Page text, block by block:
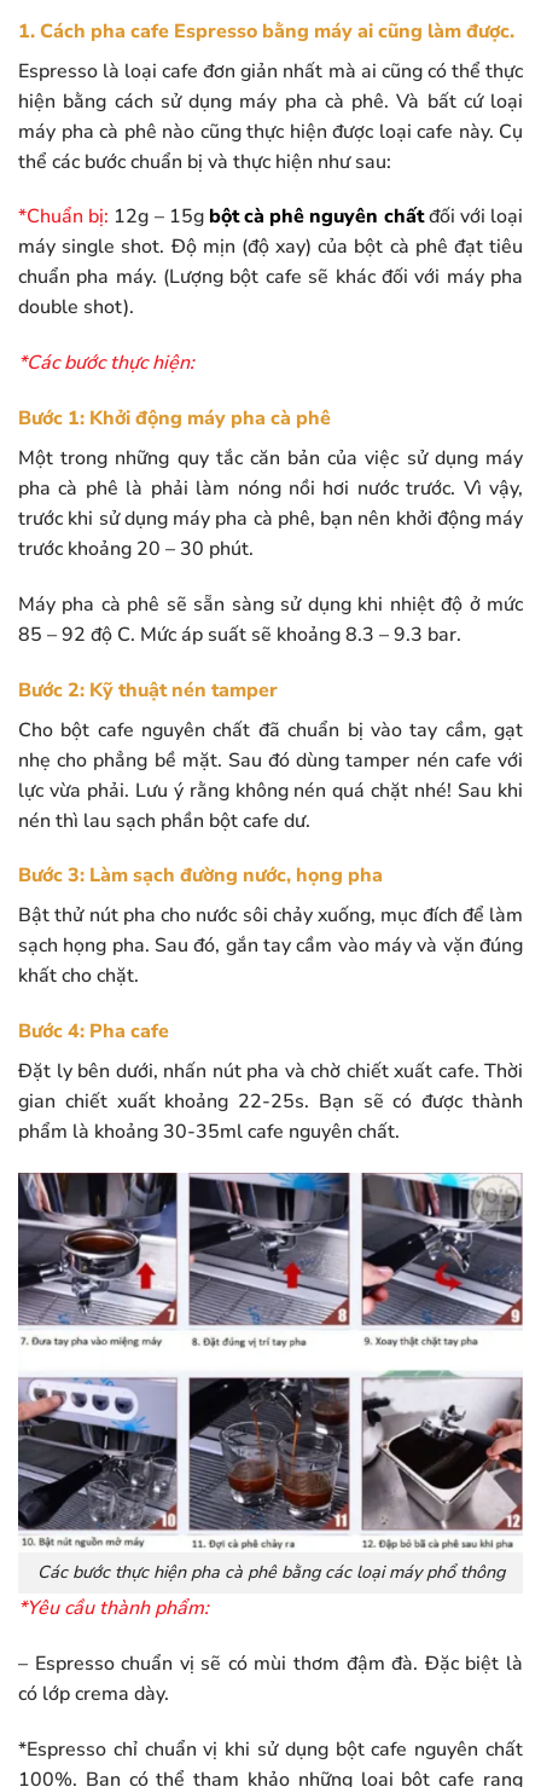
1. Cách pha cafe Espresso bằng máy ai cũng làm được.
Espresso là loại cafe đơn giản nhất mà ai cũng có thể thực
hiện bằng cách sử dụng máy pha cà phê. Và bất cứ loại
máy pha cà phê nào cũng thực hiện được loại cafe này. Cụ
thể các bước chuẩn bị và thực hiện như sau:
*Chuẩn bị: 12g – 15g bột cà phê nguyên chấtđối với loại
máy single shot. Độ mịn (độ xay) của bột cà phê đạt tiêu
chuẩn pha máy. (Lượng bột cafe sẽ khác đối với máy pha
double shot).
*Các bước thực hiện:
Bước 1: Khởi động máy pha cà phê
Một trong những quy tắc căn bản của việc sử dụng máy
pha cà phê là phải làm nóng nồi hơi nước trước. Vì vậy,
trước khi sử dụng máy pha cà phê, bạn nên khởi động máy
trước khoảng 20 – 30 phút.
Máy pha cà phê sẽ sẵn sàng sử dụng khi nhiệt độ ở mức
85 – 92 độ C. Mức áp suất sẽ khoảng 8.3 – 9.3 bar.
Bước 2: Kỹ thuật nén tamper
Cho bột cafe nguyên chất đã chuẩn bị vào tay cầm, gạt
nhẹ cho phẳng bề mặt. Sau đó dùng tamper nén cafe với
lực vừa phải. Lưu ý rằng không nén quá chặt nhé! Sau khi
nén thì lau sạch phần bột cafe dư.
Bước 3: Làm sạch đường nước, họng pha
Bật thử nút pha cho nước sôi chảy xuống, mục đích để làm
sạch họng pha. Sau đó, gắn tay cầm vào máy và vặn đúng
khất cho chặt.
Bước 4: Pha cafe
Đặt ly bên dưới, nhấn nút pha và chờ chiết xuất cafe. Thời
gian chiết xuất khoảng 22-25s. Bạn sẽ có được thành
phẩm là khoảng 30-35ml cafe nguyên chất.
Các bước thực hiện pha cà phê bằng các loại máy phổ thông
*Yêu cầu thành phẩm:
– Espresso chuẩn vị sẽ có mùi thơm đậm đà. Đặc biệt là
có lớp crema dày.
*Espresso chỉ chuẩn vị khi sử dụng bột cafe nguyên chất
100%. Bạn có thể tham khảo những loại bột cafe rang